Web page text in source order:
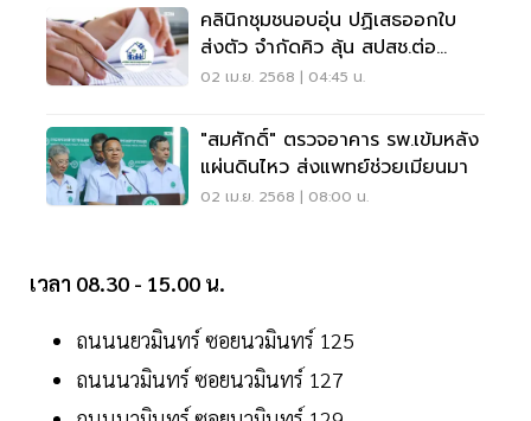
คลินิกชุมชนอบอุ่น ปฏิเสธออกใบ
ส่งตัว จำกัดคิว ลุ้น สปสช.ต่อ
สัญญา?
02 เม.ย. 2568 | 04:45 น.
"สมศักดิ์" ตรวจอาคาร รพ.เข้มหลัง
แผ่นดินไหว ส่งแพทย์ช่วยเมียนมา
02 เม.ย. 2568 | 08:00 น.
เวลา 08.30 - 15.00 น.
ถนนนยวมินทร์ ซอยนวมินทร์ 125
ถนนนวมินทร์ ซอยนวมินทร์ 127